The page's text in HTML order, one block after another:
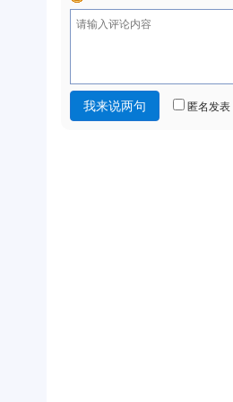
匿名发表